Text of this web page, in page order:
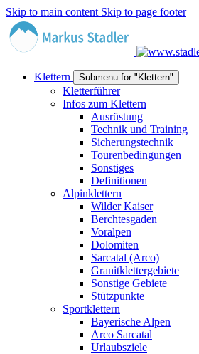
Skip to main content Skip to page footer
Klettern Submenu for "Klettern"
Kletterführer
Infos zum Klettern
Ausrüstung
Technik und Training
Sicherungstechnik
Tourenbedingungen
Sonstiges
Definitionen
Alpinklettern
Wilder Kaiser
Berchtesgaden
Voralpen
Dolomiten
Sarcatal (Arco)
Granitklettergebiete
Sonstige Gebiete
Stützpunkte
Sportklettern
Bayerische Alpen
Arco Sarcatal
Urlaubsziele